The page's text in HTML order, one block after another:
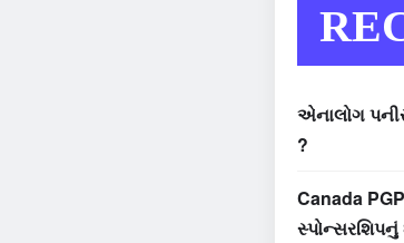
એનાલોગ
?
Canada